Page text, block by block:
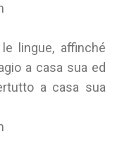
lingue, affinché
a casa sua ed
a casa sua